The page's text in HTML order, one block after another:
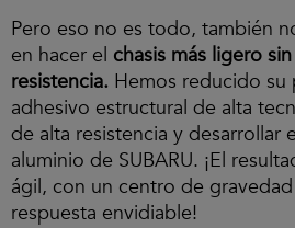
Pero eso no es todo, también
en hacer el chasis más ligero
resistencia. Hemos reducido su
adhesivo estructural de alta
de alta resistencia y desarrollar
aluminio de SUBARU. ¡El
ágil, con un centro de
respuesta envidiable!